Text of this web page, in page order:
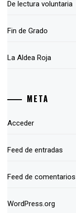
De lectura voluntaria
Fin de Grado
La Aldea Roja
META
Acceder
Feed de entradas
Feed de comentarios
WordPress.org